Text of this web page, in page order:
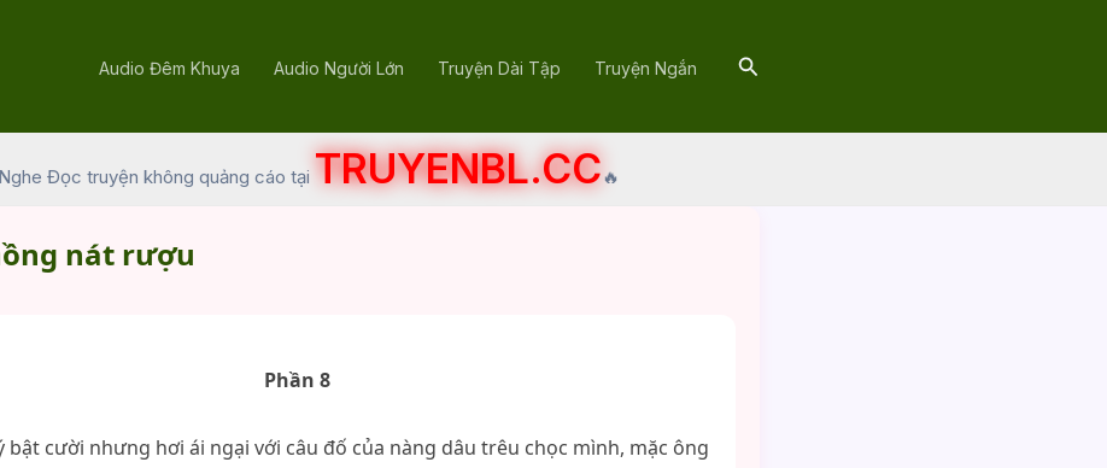
Audio Đêm Khuya Audio Người Lớn Truyện Dài Tập Truyện Ngắn Search
Đọc truyện không quảng cáo tại TRUYENBL.CC🔥
nát rượu
Phần 8
bật cười nhưng hơi ái ngại với câu đố của nàng dâu trêu chọc mình, mặc ông